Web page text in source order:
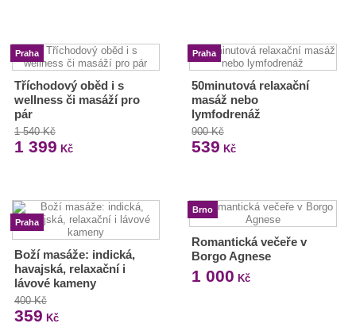
Praha
Tříchodový oběd i s
wellness či masáží pro
pár
1 540 Kč
1 399 Kč
Praha
50minutová relaxační
masáž nebo
lymfodrenáž
900 Kč
539 Kč
Praha
Boží masáže: indická,
havajská, relaxační i
lávové kameny
400 Kč
359 Kč
Brno
Romantická večeře v
Borgo Agnese
1 000 Kč